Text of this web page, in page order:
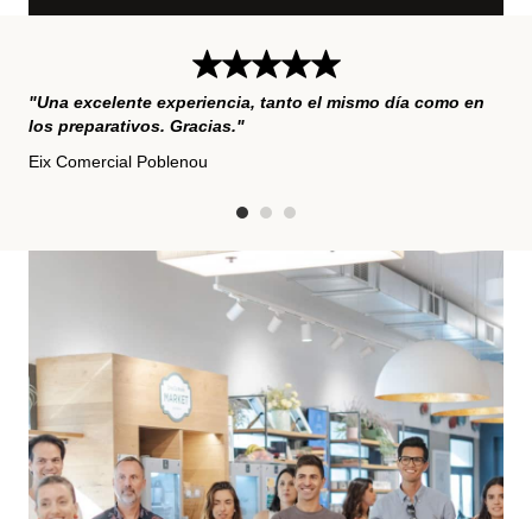
"Una excelente experiencia, tanto el mismo día como en
los preparativos. Gracias."
Eix Comercial Poblenou